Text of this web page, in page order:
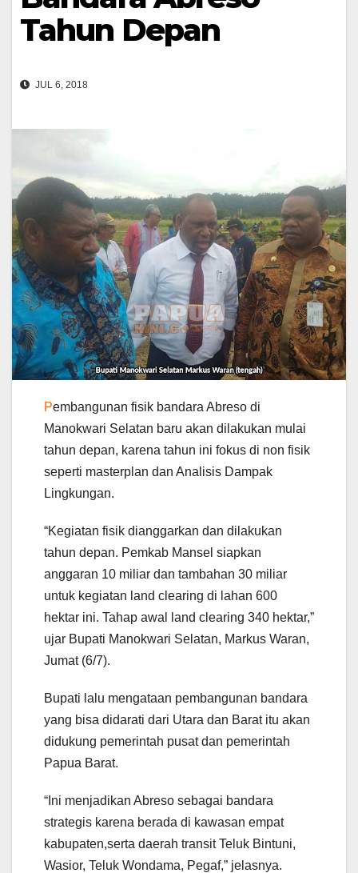
Tahun Depan
JUL 6, 2018
Pembangunan fisik bandara Abreso di
Manokwari Selatan baru akan dilakukan mulai
tahun depan, karena tahun ini fokus di non fisik
seperti masterplan dan Analisis Dampak
Lingkungan.
“Kegiatan fisik dianggarkan dan dilakukan
tahun depan. Pemkab Mansel siapkan
anggaran 10 miliar dan tambahan 30 miliar
untuk kegiatan land clearing di lahan 600
hektar ini. Tahap awal land clearing 340 hektar,”
ujar Bupati Manokwari Selatan, Markus Waran,
Jumat (6/7).
Bupati lalu mengataan pembangunan bandara
yang bisa didarati dari Utara dan Barat itu akan
didukung pemerintah pusat dan pemerintah
Papua Barat.
“Ini menjadikan Abreso sebagai bandara
strategis karena berada di kawasan empat
kabupaten,serta daerah transit Teluk Bintuni,
Wasior, Teluk Wondama, Pegaf,” jelasnya.